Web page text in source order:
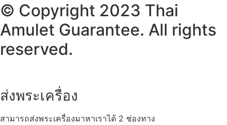
© Copyright 2023 Thai
Amulet Guarantee. All rights
reserved.
ส่งพระเครื่อง
สามารถส่งพระเครื่องมาหาเราได้ 2 ช่องทาง